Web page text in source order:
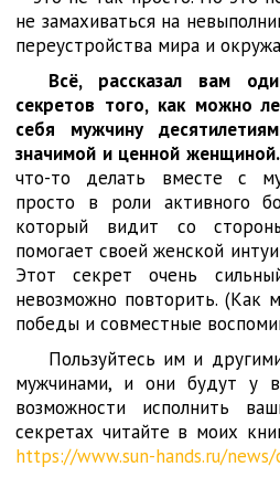
не замахиваться на
переустройства мира и
Всё, рассказал вам
секретов того, как можно
себя мужчину
значимой и ценной женщиной.
что-то делать вместе с
просто в роли активного
который видит со
помогает своей женской
Этот секрет очень
невозможно повторить. (Как
победы и совместные
Пользуйтесь им и
мужчинами, и они будут у
возможности исполнить
секретах читайте в моих
https://www.sun-hands.ru/